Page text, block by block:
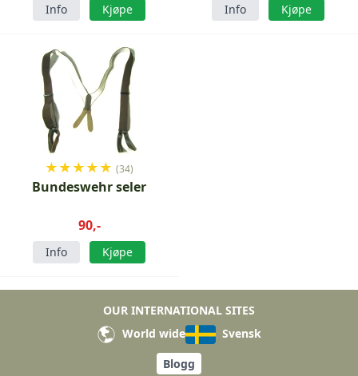
Info Kjøpe Info Kjøpe
★★★★★ (34)
Bundeswehr seler
90,-
Info Kjøpe
OUR INTERNATIONAL SITES
World wide
Svensk
Blogg